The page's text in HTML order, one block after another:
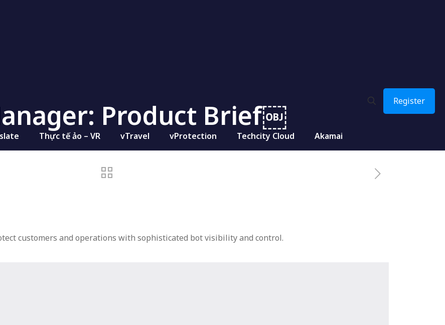
Thực tế ảo – VR vTravel vProtection Techcity Cloud Akamai
Register
Product Brief￼
customers and operations with sophisticated bot visibility and control.